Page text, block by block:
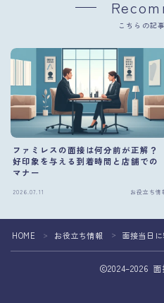
こちらの記
ファミレスの面接は何分前が正解？
好印象を与える到着時間と店舗での
マナー
2026.07.11 お役立ち情
HOME ＞ お役立ち情報 ＞ 面接当日
2024–2026